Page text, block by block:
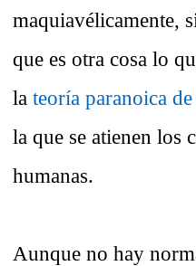
maquiavélicamente,
que es otra cosa lo
la teoría paranoica
la que se atienen los
humanas.
Aunque no hay